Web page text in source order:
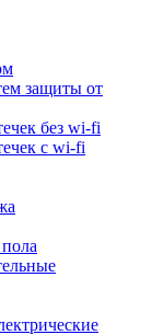
защиты от
без wi-fi
с wi-fi